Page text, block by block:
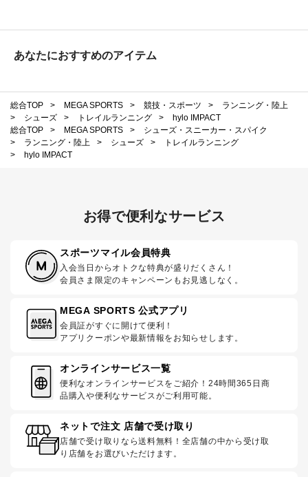
あなたにおすすめのアイテム
総合TOP > MEGA SPORTS > 競技・スポーツ >
ランニング・陸上
>
シューズ > トレイルランニング >
hylo IMPACT
総合TOP
> MEGA SPORTS >
シューズ・スニーカー・スパイク
>
ランニング・陸上 > シューズ >
トレイルランニング
>
hylo IMPACT
お得で便利なサービス
スポーツマイル会員特典
入会当日からオトクな特典が盛りだくさん！
会員さま限定のキャンペーンもお見逃しなく。
MEGA SPORTS 公式アプリ
会員証がすぐに開けて便利！
アプリクーポンや最新情報をお知らせします。
オンラインサービス一覧
便利なオンラインサービスをご紹介！24時間365日商
品購入や便利なサービスがご利用可能。
ネットで注文 店舗で受け取り
店舗で受け取りなら送料無料！全店舗の中から受け取
り店舗をお選びいただけます。